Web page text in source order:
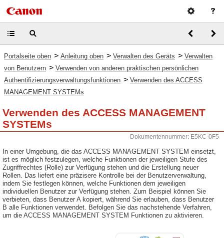
Portalseite oben > Anleitung oben > Verwalten des Geräts > Verwalten
von Benutzern > Verwenden von anderen praktischen persönlichen
Authentifizierungsverwaltungsfunktionen > Verwenden des ACCESS
MANAGEMENT SYSTEMs
Verwenden des ACCESS MANAGEMENT
SYSTEMs
Dokumentennummer: E5KC-0F5
In einer Umgebung, die das ACCESS MANAGEMENT SYSTEM einsetzt,
ist es möglich festzulegen, welche Funktionen der jeweiligen Stufe des
Zugriffrechtes (Rolle) zur Verfügung stehen und die Erstellung neuer
Rollen. Das liefert eine präzisere Kontrolle bei der Benutzerverwaltung,
indem Sie festlegen können, welche Funktionen dem jeweiligen
individuellen Benutzer zur Verfügung stehen. Zum Beispiel können Sie
verbieten, dass Benutzer A kopiert, während Sie erlauben, dass Benutzer
B alle Funktionen verwendet. Befolgen Sie das nachstehende Verfahren,
um die ACCESS MANAGEMENT SYSTEM Funktionen zu aktivieren.